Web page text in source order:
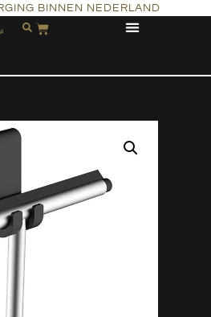
BINNEN NEDERLAND